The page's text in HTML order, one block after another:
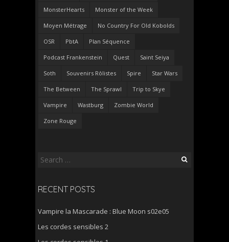
MonsterHearts Monster of the Week
Moyen Métrage No Country For Old Kobolds
OSR PbtA Plan Séquence
Podcast Frankenstein Quest Saint Seiya
Soth Souvenirs Rôlistes Spire Star Wars
The Between The Sprawl Trip to Skye
Vampire Wastburg Zombie World
Zone Rouge
Search
RECENT POSTS
Vampire la Mascarade : Blue Moon s02e05
Les cordes sensibles 2